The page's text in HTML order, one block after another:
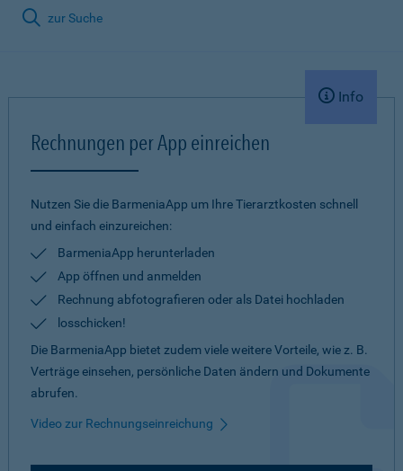
zur Suche
Info
Rechnungen per App einreichen
Nutzen Sie die BarmeniaApp um Ihre Tierarztkosten schnell
und einfach einzureichen:
BarmeniaApp herunterladen
App öffnen und anmelden
Rechnung abfotografieren oder als Datei hochladen
losschicken!
Die BarmeniaApp bietet zudem viele weitere Vorteile, wie z. B.
Verträge einsehen, persönliche Daten ändern und Dokumente
abrufen.
Video zur Rechnungseinreichung